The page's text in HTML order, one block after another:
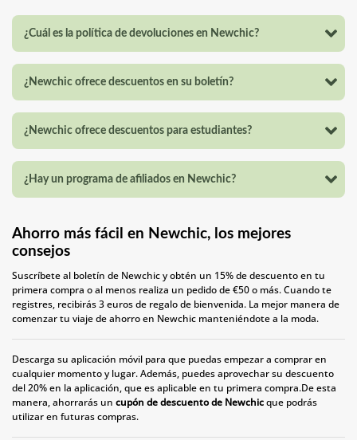
¿Cuál es la política de devoluciones en Newchic?
¿Newchic ofrece descuentos en su boletín?
¿Newchic ofrece descuentos para estudiantes?
¿Hay un programa de afiliados en Newchic?
Ahorro más fácil en Newchic, los mejores
consejos
Suscríbete al boletín de Newchic y obtén un 15% de descuento en tu
primera compra o al menos realiza un pedido de €50 o más. Cuando te
registres, recibirás 3 euros de regalo de bienvenida. La mejor manera de
comenzar tu viaje de ahorro en Newchic manteniéndote a la moda.
Descarga su aplicación móvil para que puedas empezar a comprar en
cualquier momento y lugar. Además, puedes aprovechar su descuento
del 20% en la aplicación, que es aplicable en tu primera compra.De esta
manera, ahorrarás un cupón de descuento de Newchicque podrás
utilizar en futuras compras.